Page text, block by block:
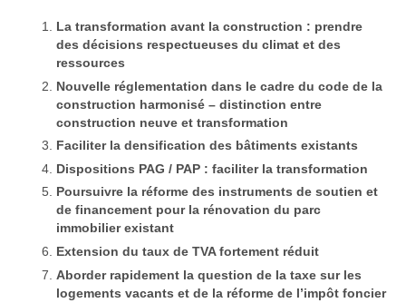
La transformation avant la construction : prendre
des décisions respectueuses du climat et des
ressources
Nouvelle réglementation dans le cadre du code de la
construction harmonisé – distinction entre
construction neuve et transformation
Faciliter la densification des bâtiments existants
Dispositions PAG / PAP : faciliter la transformation
Poursuivre la réforme des instruments de soutien et
de financement pour la rénovation du parc
immobilier existant
Extension du taux de TVA fortement réduit
Aborder rapidement la question de la taxe sur les
logements vacants et de la réforme de l’impôt foncier